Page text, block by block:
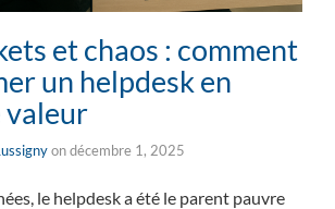
et chaos : comment
un helpdesk en
valeur
ondécembre 1, 2025
le helpdesk a été le parent pauvre